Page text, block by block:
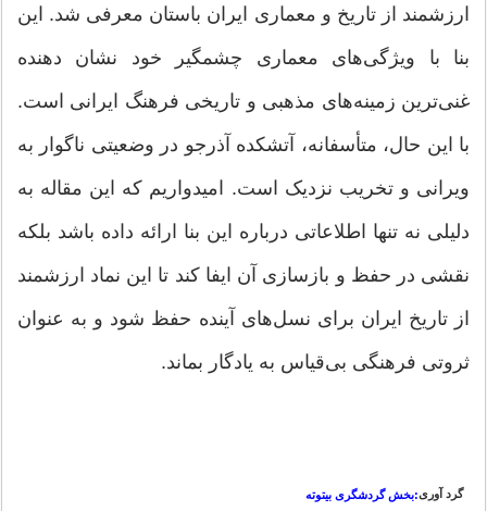
ارزشمند از تاریخ و معماری ایران باستان معرفی شد. این
بنا با ویژگی‌های معماری چشمگیر خود نشان دهنده
غنی‌ترین زمینه‌های مذهبی و تاریخی فرهنگ ایرانی است.
با این حال، متأسفانه، آتشکده آذرجو در وضعیتی ناگوار به
ویرانی و تخریب نزدیک است. امیدواریم که این مقاله به
دلیلی نه تنها اطلاعاتی درباره این بنا ارائه داده باشد بلکه
نقشی در حفظ و بازسازی آن ایفا کند تا این نماد ارزشمند
از تاریخ ایران برای نسل‌های آینده حفظ شود و به عنوان
ثروتی فرهنگی بی‌قیاس به یادگار بماند.
گرد آوری:بخش گردشگری بیتوته